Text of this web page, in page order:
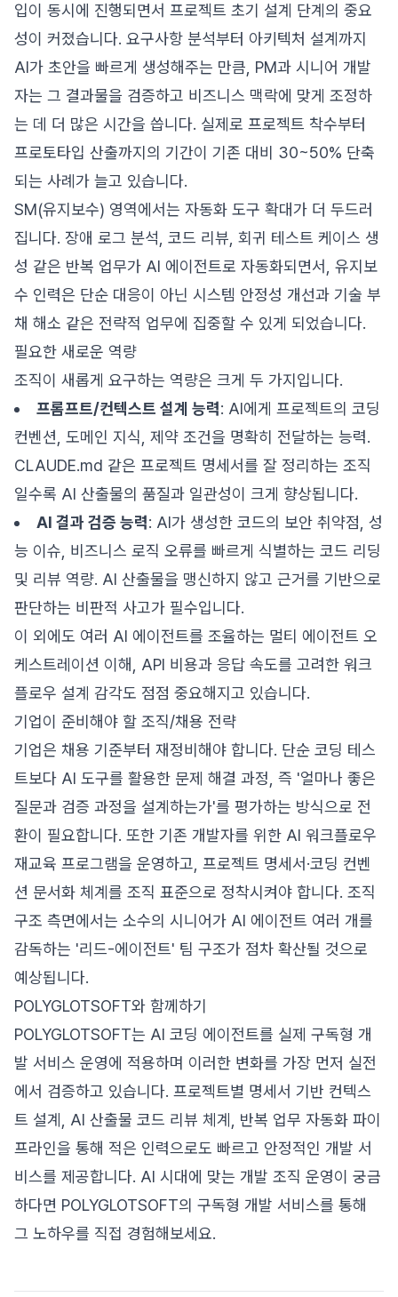
입이 동시에 진행되면서 프로젝트 초기 설계 단계의 중요
성이 커졌습니다. 요구사항 분석부터 아키텍처 설계까지
AI가 초안을 빠르게 생성해주는 만큼, PM과 시니어 개발
자는 그 결과물을 검증하고 비즈니스 맥락에 맞게 조정하
는 데 더 많은 시간을 씁니다. 실제로 프로젝트 착수부터
프로토타입 산출까지의 기간이 기존 대비 30~50% 단축
되는 사례가 늘고 있습니다.
SM(유지보수) 영역에서는 자동화 도구 확대가 더 두드러
집니다. 장애 로그 분석, 코드 리뷰, 회귀 테스트 케이스 생
성 같은 반복 업무가 AI 에이전트로 자동화되면서, 유지보
수 인력은 단순 대응이 아닌 시스템 안정성 개선과 기술 부
채 해소 같은 전략적 업무에 집중할 수 있게 되었습니다.
필요한 새로운 역량
조직이 새롭게 요구하는 역량은 크게 두 가지입니다.
프롬프트/컨텍스트 설계 능력: AI에게 프로젝트의 코딩
컨벤션, 도메인 지식, 제약 조건을 명확히 전달하는 능력.
CLAUDE.md 같은 프로젝트 명세서를 잘 정리하는 조직
일수록 AI 산출물의 품질과 일관성이 크게 향상됩니다.
AI 결과 검증 능력: AI가 생성한 코드의 보안 취약점, 성
능 이슈, 비즈니스 로직 오류를 빠르게 식별하는 코드 리딩
및 리뷰 역량. AI 산출물을 맹신하지 않고 근거를 기반으로
판단하는 비판적 사고가 필수입니다.
이 외에도 여러 AI 에이전트를 조율하는 멀티 에이전트 오
케스트레이션 이해, API 비용과 응답 속도를 고려한 워크
플로우 설계 감각도 점점 중요해지고 있습니다.
기업이 준비해야 할 조직/채용 전략
기업은 채용 기준부터 재정비해야 합니다. 단순 코딩 테스
트보다 AI 도구를 활용한 문제 해결 과정, 즉 '얼마나 좋은
질문과 검증 과정을 설계하는가'를 평가하는 방식으로 전
환이 필요합니다. 또한 기존 개발자를 위한 AI 워크플로우
재교육 프로그램을 운영하고, 프로젝트 명세서·코딩 컨벤
션 문서화 체계를 조직 표준으로 정착시켜야 합니다. 조직
구조 측면에서는 소수의 시니어가 AI 에이전트 여러 개를
감독하는 '리드-에이전트' 팀 구조가 점차 확산될 것으로
예상됩니다.
POLYGLOTSOFT와 함께하기
POLYGLOTSOFT는 AI 코딩 에이전트를 실제 구독형 개
발 서비스 운영에 적용하며 이러한 변화를 가장 먼저 실전
에서 검증하고 있습니다. 프로젝트별 명세서 기반 컨텍스
트 설계, AI 산출물 코드 리뷰 체계, 반복 업무 자동화 파이
프라인을 통해 적은 인력으로도 빠르고 안정적인 개발 서
비스를 제공합니다. AI 시대에 맞는 개발 조직 운영이 궁금
하다면 POLYGLOTSOFT의 구독형 개발 서비스를 통해
그 노하우를 직접 경험해보세요.